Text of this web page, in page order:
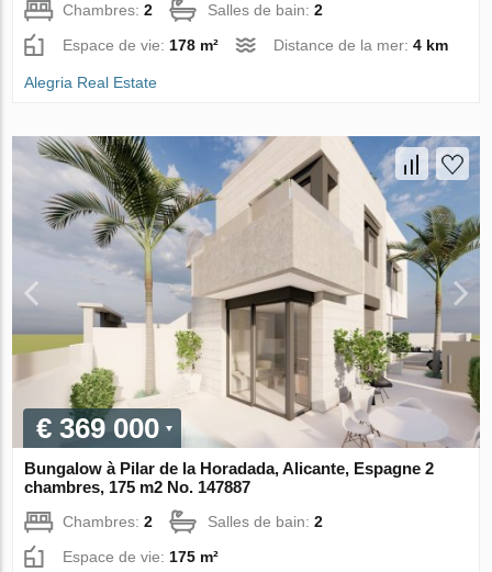
Chambres:2 Salles de bain:2
Espace de vie: 178 m² Distance de la mer:4 km
Alegria Real Estate
€ 369 000
Bungalow à Pilar de la Horadada, Alicante, Espagne 2
chambres, 175 m2 No. 147887
Chambres:2 Salles de bain:2
Espace de vie: 175 m²